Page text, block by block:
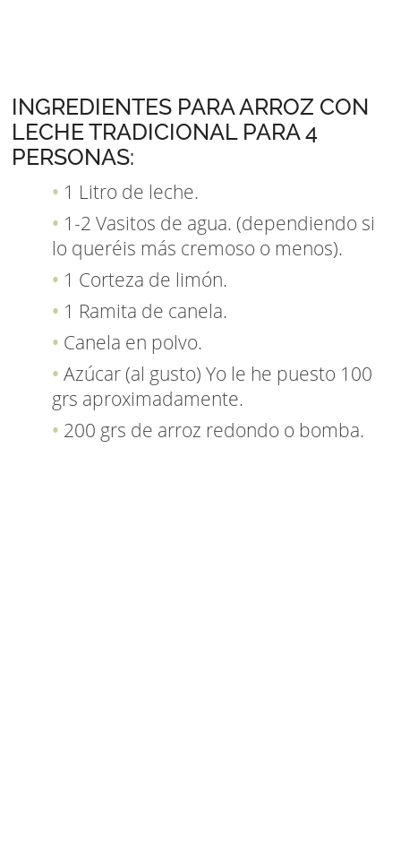
INGREDIENTES PARA ARROZ CON
LECHE TRADICIONAL PARA 4
PERSONAS:
1 Litro de leche.
1-2 Vasitos de agua. (dependiendo si
lo queréis más cremoso o menos).
1 Corteza de limón.
1 Ramita de canela.
Canela en polvo.
Azúcar (al gusto) Yo le he puesto 100
grs aproximadamente.
200 grs de arroz redondo o bomba.